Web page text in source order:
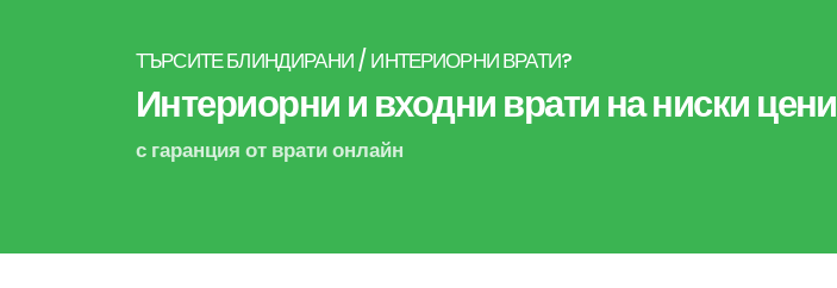
ТЪРСИТЕ БЛИНДИРАНИ / ИНТЕРИОРНИ ВРАТИ?
Интериорни и входни врати на ниски цени
с гаранция от врати онлайн